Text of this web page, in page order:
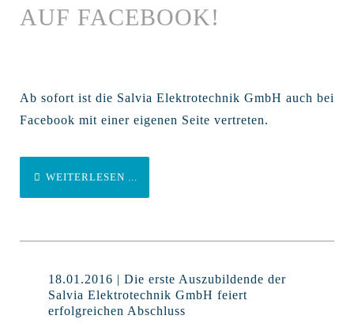
AUF FACEBOOK!
Ab sofort ist die Salvia Elektrotechnik GmbH auch bei
Facebook mit einer eigenen Seite vertreten.
WEITERLESEN ...
18.01.2016 | Die erste Auszubildende der
Salvia Elektrotechnik GmbH feiert
erfolgreichen Abschluss